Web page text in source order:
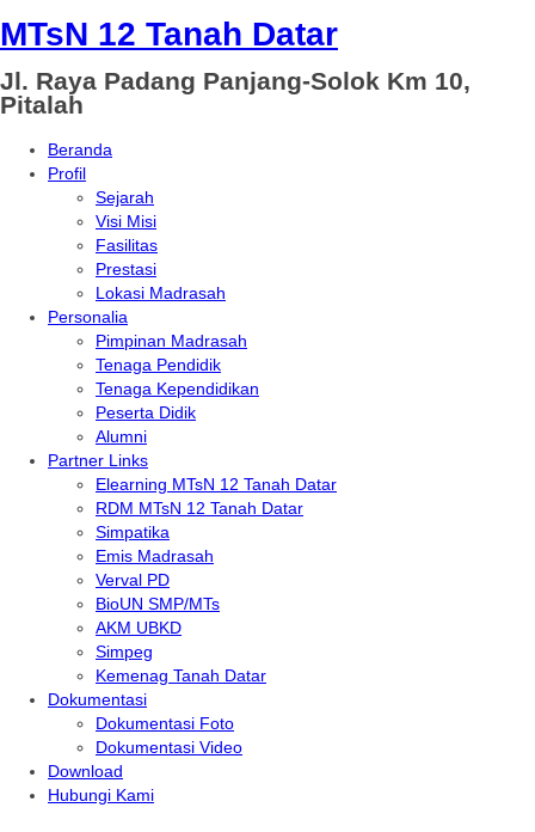
MTsN 12 Tanah Datar
Jl. Raya Padang Panjang-Solok Km 10,
Pitalah
Beranda
Profil
Sejarah
Visi Misi
Fasilitas
Prestasi
Lokasi Madrasah
Personalia
Pimpinan Madrasah
Tenaga Pendidik
Tenaga Kependidikan
Peserta Didik
Alumni
Partner Links
Elearning MTsN 12 Tanah Datar
RDM MTsN 12 Tanah Datar
Simpatika
Emis Madrasah
Verval PD
BioUN SMP/MTs
AKM UBKD
Simpeg
Kemenag Tanah Datar
Dokumentasi
Dokumentasi Foto
Dokumentasi Video
Download
Hubungi Kami